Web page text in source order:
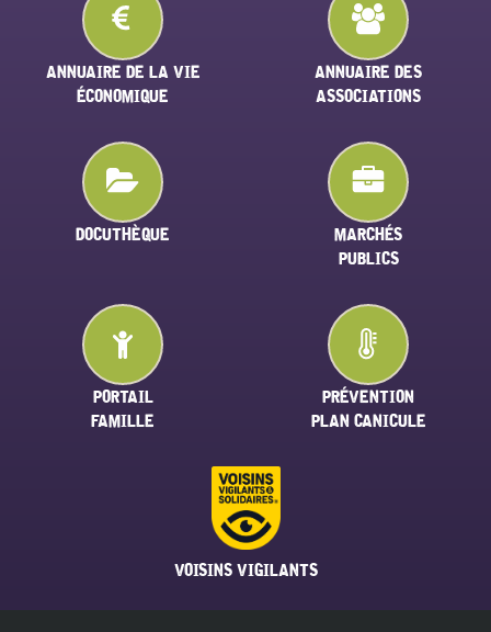
ANNUAIRE DE LA VIE
ÉCONOMIQUE
ANNUAIRE DES
ASSOCIATIONS
DOCUTHÈQUE
MARCHÉS
PUBLICS
PORTAIL
FAMILLE
PRÉVENTION
PLAN CANICULE
VOISINS VIGILANTS